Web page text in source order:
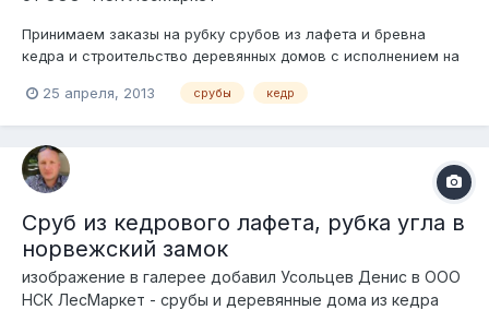
Принимаем заказы на рубку срубов из лафета и бревна
кедра и строительство деревянных домов с исполнением на
и лафета можно посмотреть в нашей галерее: Производство
25 апреля, 2013 срубы кедр
Сруб из кедрового лафета, рубка угла в
норвежский замок
изображение в галерее добавил Усольцев Денис в ООО
НСК ЛесМаркет - срубы и деревянные дома из кедра